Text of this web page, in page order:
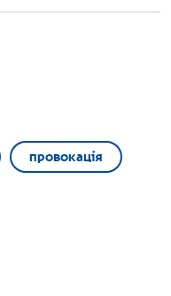
провокація